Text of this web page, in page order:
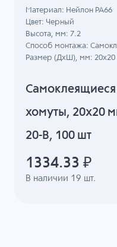
хомуты, 20x20
20-B, 100 шт
В наличии 19 шт.
Материал: Нейлон PA66
Цвет: Черный
Высота, мм: 7.2
Способ монтажа:
Размер (ДхШ), мм: 20x20
1334.33 ₽